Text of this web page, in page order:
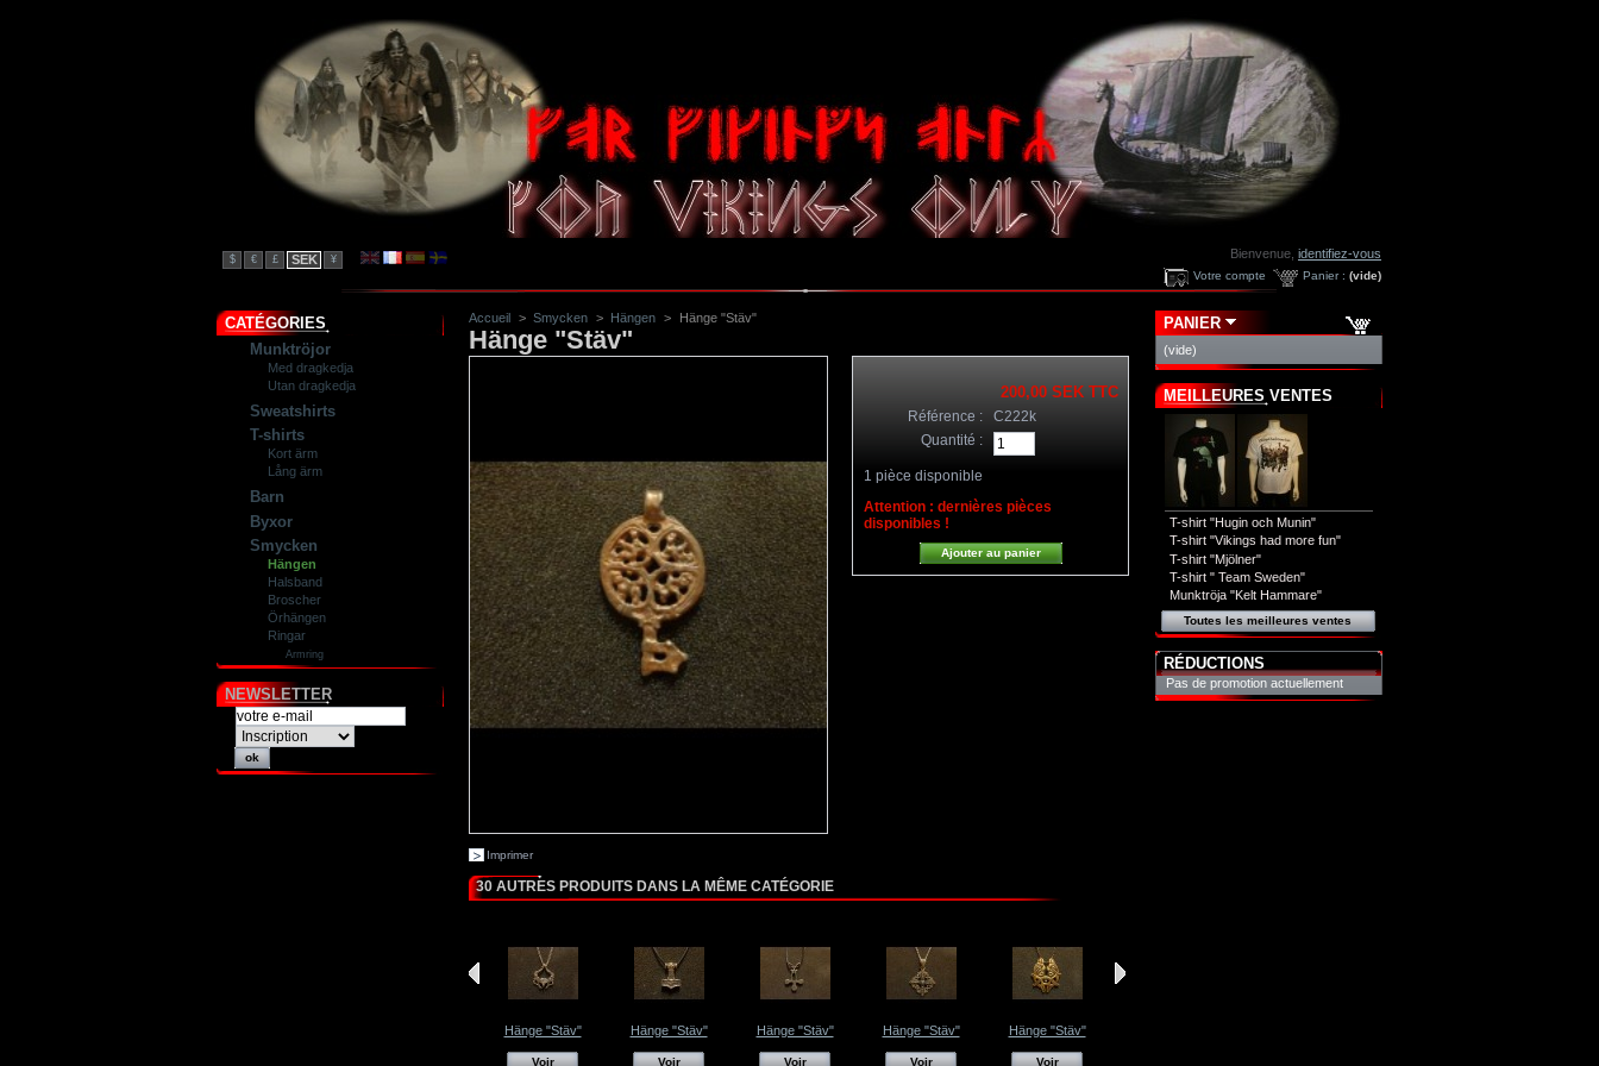
$ € £ SEK ¥ Bienvenue, identifiez-vous
Panier : (vide)
Votre compte
CATÉGORIES
Munktröjor
Med dragkedja
Utan dragkedja
Sweatshirts
T-shirts
Kort ärm
Lång ärm
Barn
Byxor
Smycken
Hängen
Halsband
Broscher
Örhängen
Ringar
Armring
NEWSLETTER
Accueil > Smycken > Hängen > Hänge "Stäv"
Hänge "Stäv"
Imprimer
200,00 SEKTTC
Référence :
C222k
Quantité :
1 pièce disponible
Attention : dernières pièces
disponibles !
30 AUTRES PRODUITS DANS LA MÊME CATÉGORIE
Hänge "Stäv"
Voir
Hänge "Stäv"
Voir
Hänge "Stäv"
Voir
Hänge "Stäv"
Voir
Hänge "Stäv"
Voir
PANIER
(vide)
MEILLEURES VENTES
T-shirt "Hugin och Munin"
T-shirt "Vikings had more fun"
T-shirt "Mjölner"
T-shirt " Team Sweden"
Munktröja "Kelt Hammare"
Toutes les meilleures ventes
RÉDUCTIONS
Pas de promotion actuellement